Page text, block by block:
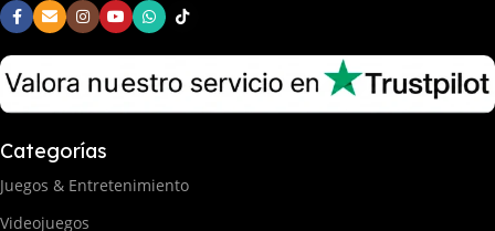
Categorías
Juegos & Entretenimiento
Videojuegos